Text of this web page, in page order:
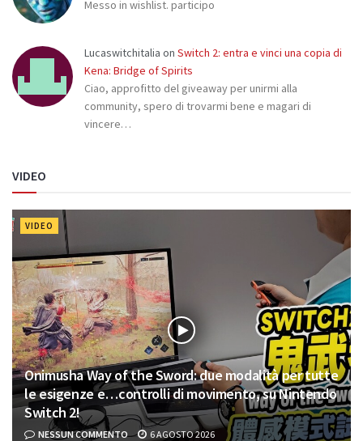
Messo in wishlist. participo
Lucaswitchitalia on Switch 2: entra e vinci una copia di
Kena: Bridge of Spirits
Ciao, approfitto del giveaway per unirmi alla
community, spero di trovarmi bene e magari di
vincere…
VIDEO
VIDEO
Onimusha Way of the Sword: due modalità per tutte
le esigenze e…controlli di movimento, su Nintendo
Switch 2!
NESSUN COMMENTO 6 AGOSTO 2026